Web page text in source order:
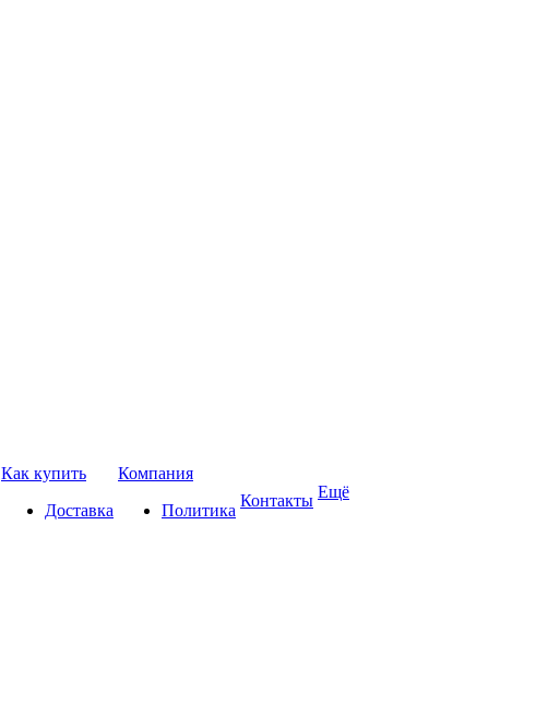
Как купить
Доставка
Компания
Политика
Контакты Ещё